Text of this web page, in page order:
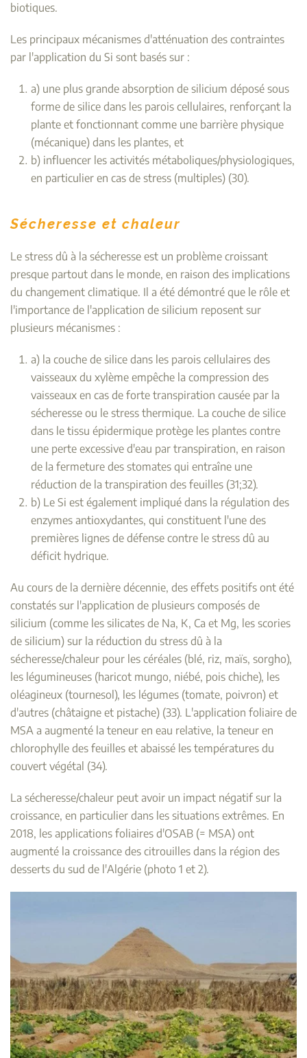
biotiques.
Les principaux mécanismes d'atténuation des contraintes
par l'application du Si sont basés sur :
a) une plus grande absorption de silicium déposé sous
forme de silice dans les parois cellulaires, renforçant la
plante et fonctionnant comme une barrière physique
(mécanique) dans les plantes, et
b) influencer les activités métaboliques/physiologiques,
en particulier en cas de stress (multiples) (30).
Sécheresse et chaleur
Le stress dû à la sécheresse est un problème croissant
presque partout dans le monde, en raison des implications
du changement climatique. Il a été démontré que le rôle et
l'importance de l'application de silicium reposent sur
plusieurs mécanismes :
a) la couche de silice dans les parois cellulaires des
vaisseaux du xylème empêche la compression des
vaisseaux en cas de forte transpiration causée par la
sécheresse ou le stress thermique. La couche de silice
dans le tissu épidermique protège les plantes contre
une perte excessive d'eau par transpiration, en raison
de la fermeture des stomates qui entraîne une
réduction de la transpiration des feuilles (31;32).
b) Le Si est également impliqué dans la régulation des
enzymes antioxydantes, qui constituent l'une des
premières lignes de défense contre le stress dû au
déficit hydrique.
Au cours de la dernière décennie, des effets positifs ont été
constatés sur l'application de plusieurs composés de
silicium (comme les silicates de Na, K, Ca et Mg, les scories
de silicium) sur la réduction du stress dû à la
sécheresse/chaleur pour les céréales (blé, riz, maïs, sorgho),
les légumineuses (haricot mungo, niébé, pois chiche), les
oléagineux (tournesol), les légumes (tomate, poivron) et
d'autres (châtaigne et pistache) (33). L'application foliaire de
MSA a augmenté la teneur en eau relative, la teneur en
chlorophylle des feuilles et abaissé les températures du
couvert végétal (34).
La sécheresse/chaleur peut avoir un impact négatif sur la
croissance, en particulier dans les situations extrêmes. En
2018, les applications foliaires d'OSAB (= MSA) ont
augmenté la croissance des citrouilles dans la région des
desserts du sud de l'Algérie (photo 1 et 2).